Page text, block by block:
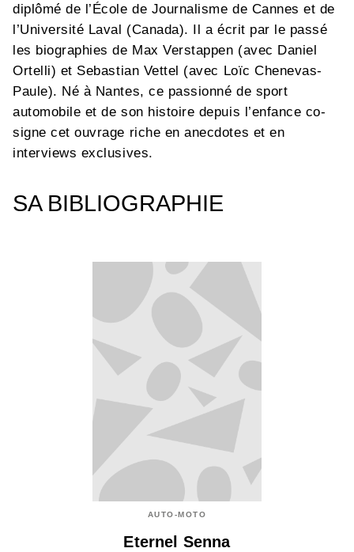
diplômé de l’École de Journalisme de Cannes et de
l’Université Laval (Canada). Il a écrit par le passé
les biographies de Max Verstappen (avec Daniel
Ortelli) et Sebastian Vettel (avec Loïc Chenevas-
Paule). Né à Nantes, ce passionné de sport
automobile et de son histoire depuis l’enfance co-
signe cet ouvrage riche en anecdotes et en
interviews exclusives.
SA BIBLIOGRAPHIE
AUTO-MOTO
Eternel Senna